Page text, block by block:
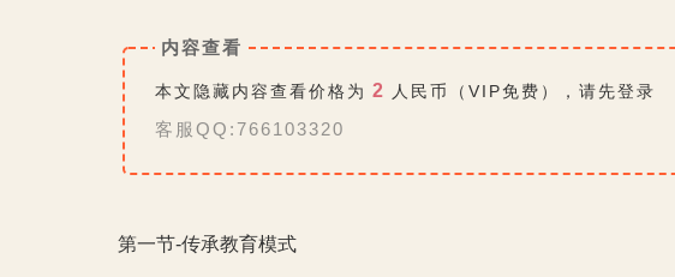
内容查看
本文隐藏内容查看价格为 2 人民币（VIP免费），请先登录
客服QQ:766103320
第一节-传承教育模式